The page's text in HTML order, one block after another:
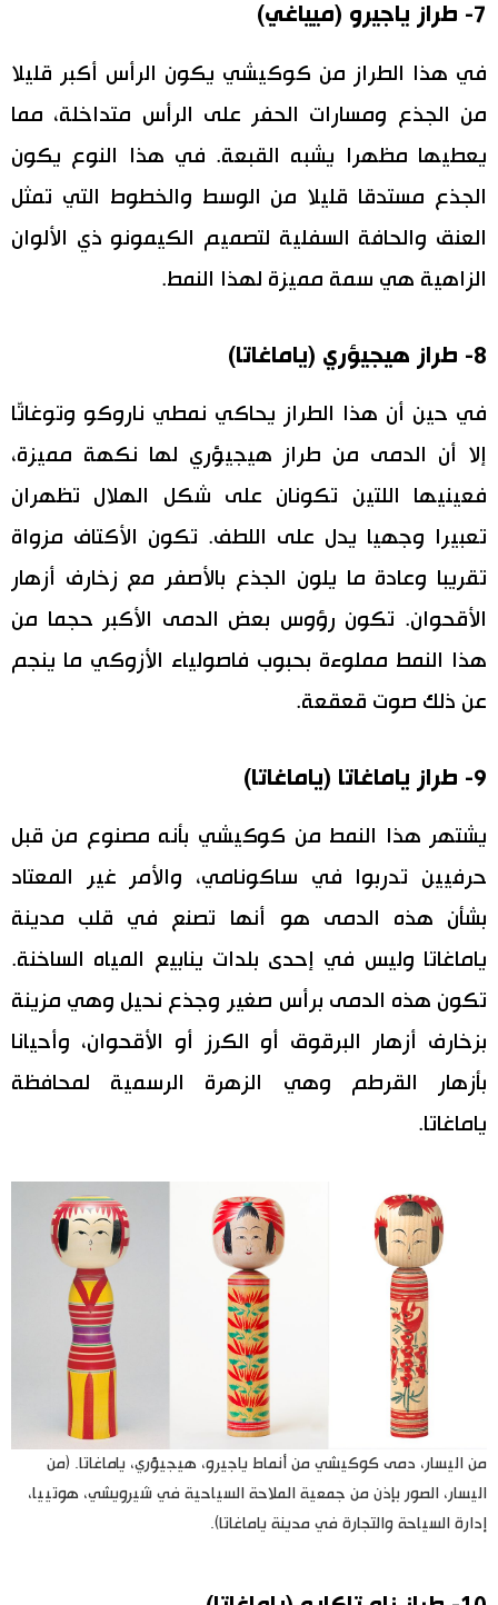
7- طراز ياجيرو (ميياغي)
في هذا الطراز من كوكيشي يكون الرأس أكبر قليلا
من الجذع ومسارات الحفر على الرأس متداخلة، مما
يعطيها مظهرا يشبه القبعة. في هذا النوع يكون
الجذع مستدقا قليلا من الوسط والخطوط التي تمثل
العنق والحافة السفلية لتصميم الكيمونو ذي الألوان
الزاهية هي سمة مميزة لهذا النمط.
8- طراز هيجيؤري (ياماغاتا)
في حين أن هذا الطراز يحاكي نمطي ناروكو وتوغاتّا
إلا أن الدمى من طراز هيجيؤري لها نكهة مميزة،
فعينيها اللتين تكونان على شكل الهلال تظهران
تعبيرا وجهيا يدل على اللطف. تكون الأكتاف مزواة
تقريبا وعادة ما يلون الجذع بالأصفر مع زخارف أزهار
الأقحوان. تكون رؤوس بعض الدمى الأكبر حجما من
هذا النمط مملوءة بحبوب فاصولياء الأزوكي ما ينجم
عن ذلك صوت قعقعة.
9- طراز ياماغاتا (ياماغاتا)
يشتهر هذا النمط من كوكيشي بأنه مصنوع من قبل
حرفيين تدربوا في ساكونامي، والأمر غير المعتاد
بشأن هذه الدمى هو أنها تصنع في قلب مدينة
ياماغاتا وليس في إحدى بلدات ينابيع المياه الساخنة.
تكون هذه الدمى برأس صغير وجذع نحيل وهي مزينة
بزخارف أزهار البرقوق أو الكرز أو الأقحوان، وأحيانا
بأزهار القرطم وهي الزهرة الرسمية لمحافظة
ياماغاتا.
من اليسار، دمى كوكيشي من أنماط ياجيرو، هيجيؤري، ياماغاتا. (من
اليسار، الصور بإذن من جمعية الملاحة السياحية في شيرويشي، هوتييا،
إدارة السياحة والتجارة في مدينة ياماغاتا).